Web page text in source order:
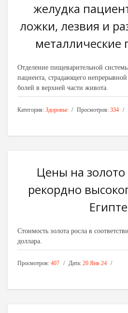
желудка
ложки, лезвия и
металлические
Отделение пищеварительной
пациента, страдающего
болей в верхней части живота.
Категория: Здоровье Просмотров: 334
Цены на золото
рекордно
Египте
Стоимость золота росла в
доллара.
Просмотров: 407 Дата: 20 Янв 24